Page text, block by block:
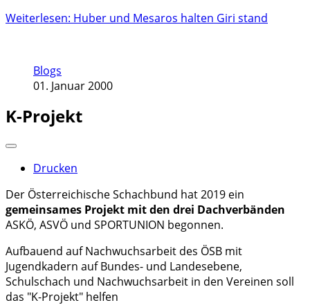
Weiterlesen: Huber und Mesaros halten Giri stand
Blogs
01. Januar 2000
K-Projekt
Drucken
Der Österreichische Schachbund hat 2019 ein
gemeinsames Projekt mit den drei Dachverbänden
ASKÖ, ASVÖ und SPORTUNION begonnen.
Aufbauend auf Nachwuchsarbeit des ÖSB mit
Jugendkadern auf Bundes- und Landesebene,
Schulschach und Nachwuchsarbeit in den Vereinen soll
das "K-Projekt" helfen